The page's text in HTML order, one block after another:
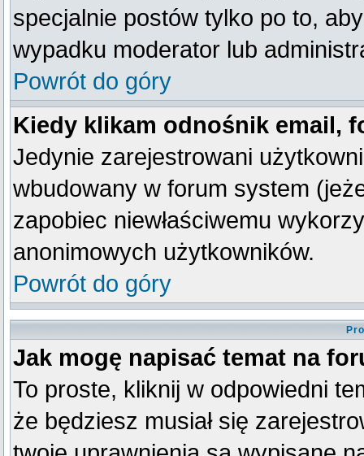
specjalnie postów tylko po to,
wypadku moderator lub
Powrót do góry
Kiedy klikam odnośnik email,
Jedynie zarejestrowani
wbudowany w forum system
zapobiec niewłaściwemu
anonimowych użytkowników.
Powrót do góry
Jak mogę napisać temat na
To proste, kliknij w odpowiedni
że będziesz musiał się